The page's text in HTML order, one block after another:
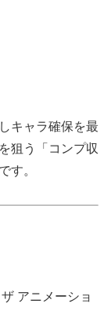
キャラ確保を最
狙う「コンプ収
す。
アニメーショ